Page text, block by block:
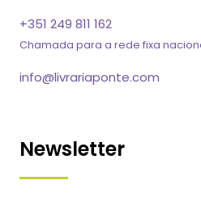
+351 249 811 162
Chamada para a rede fixa
info@livrariaponte.com
Newsletter